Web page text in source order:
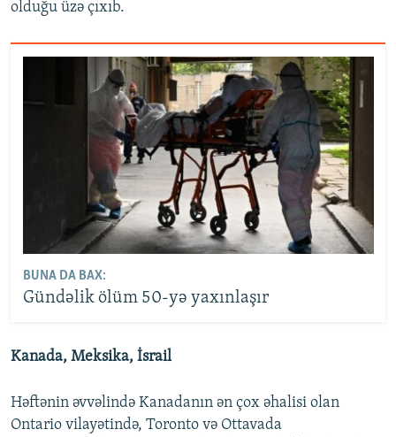
olduğu üzə çıxıb.
BUNA DA BAX:
Gündəlik ölüm 50-yə yaxınlaşır
Kanada, Meksika, İsrail
Həftənin əvvəlində Kanadanın ən çox əhalisi olan
Ontario vilayətində, Toronto və Ottavada